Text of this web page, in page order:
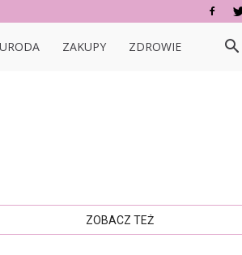
URODA ZAKUPY ZDROWIE
ZOBACZ TEŻ